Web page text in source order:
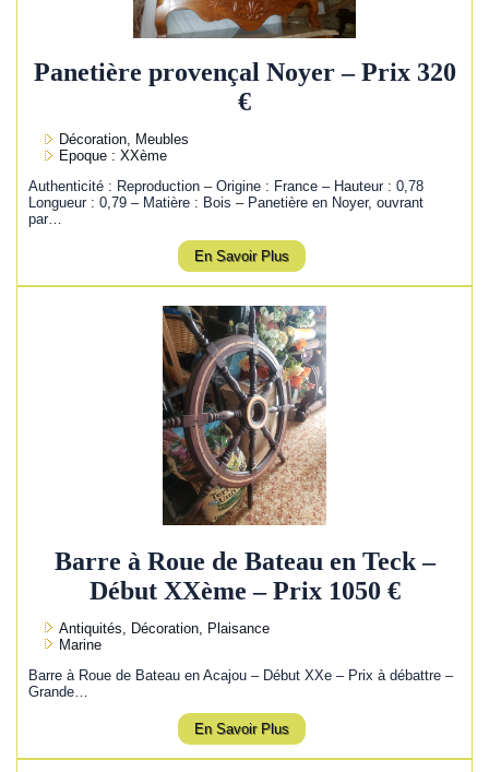
Panetière provençal Noyer – Prix 320
€
Décoration, Meubles
Epoque : XXème
Authenticité : Reproduction – Origine : France – Hauteur : 0,78
Longueur : 0,79 – Matière : Bois – Panetière en Noyer, ouvrant
par…
En Savoir Plus
Barre à Roue de Bateau en Teck –
Début XXème – Prix 1050 €
Antiquités, Décoration, Plaisance
Marine
Barre à Roue de Bateau en Acajou – Début XXe – Prix à débattre –
Grande…
En Savoir Plus